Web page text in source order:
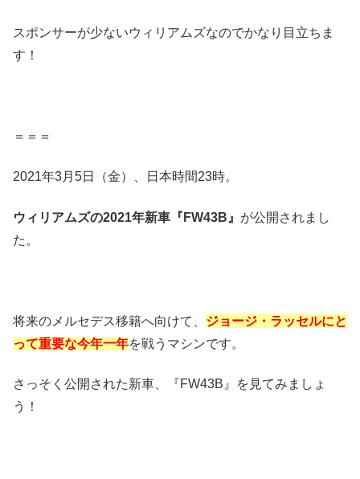
スポンサーが少ないウィリアムズなのでかなり目立ちま
す！
＝＝＝
2021年3月5日（金）、日本時間23時。
ウィリアムズの2021年新車『FW43B』 が公開されまし
た。
将来のメルセデス移籍へ向けて、 ジョージ・ラッセルにと
って重要な今年一年を戦うマシンです。
さっそく公開された新車、『FW43B』を見てみましょ
う！